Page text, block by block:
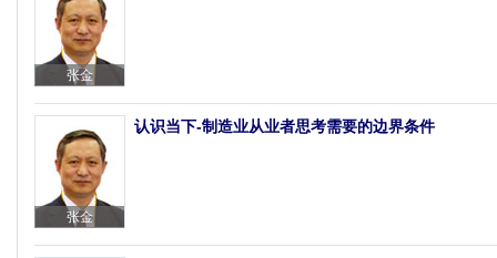
张金
张金
认识当下-制造业从业者思考需要的边界条件